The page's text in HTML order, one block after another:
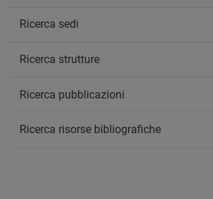
Ricerca sedi
Ricerca strutture
Ricerca pubblicazioni
Ricerca risorse bibliografiche